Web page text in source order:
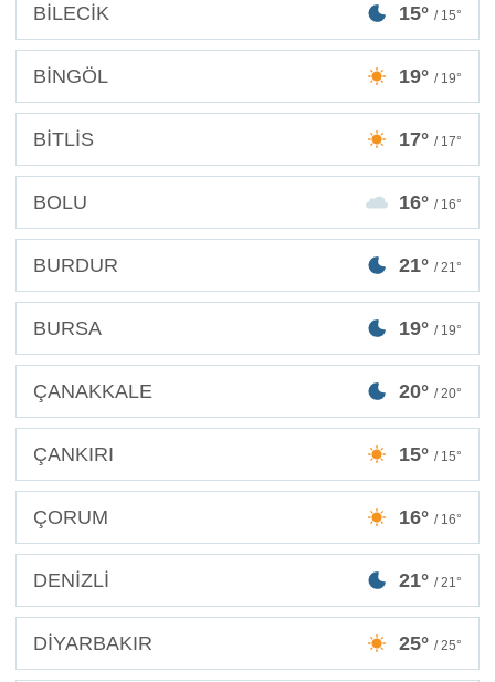
BİLECİK 15° / 15°
BİNGÖL 19° / 19°
BİTLİS 17° / 17°
BOLU 16° / 16°
BURDUR 21° / 21°
BURSA 19° / 19°
ÇANAKKALE 20° / 20°
ÇANKIRI 15° / 15°
ÇORUM 16° / 16°
DENİZLİ 21° / 21°
DİYARBAKIR 25° / 25°